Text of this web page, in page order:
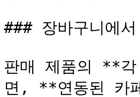
### 장바구니에
판매 제품의 **
면, **연동된 카